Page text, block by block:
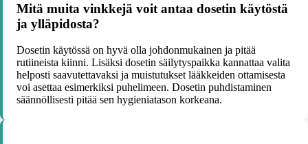
Mitä muita vinkkejä voit antaa dosetin käytöstä
ja ylläpidosta?
Dosetin käytössä on hyvä olla johdonmukainen ja pitää
rutiineista kiinni. Lisäksi dosetin säilytyspaikka kannattaa valita
helposti saavutettavaksi ja muistutukset lääkkeiden ottamisesta
voi asettaa esimerkiksi puhelimeen. Dosetin puhdistaminen
säännöllisesti pitää sen hygieniatason korkeana.